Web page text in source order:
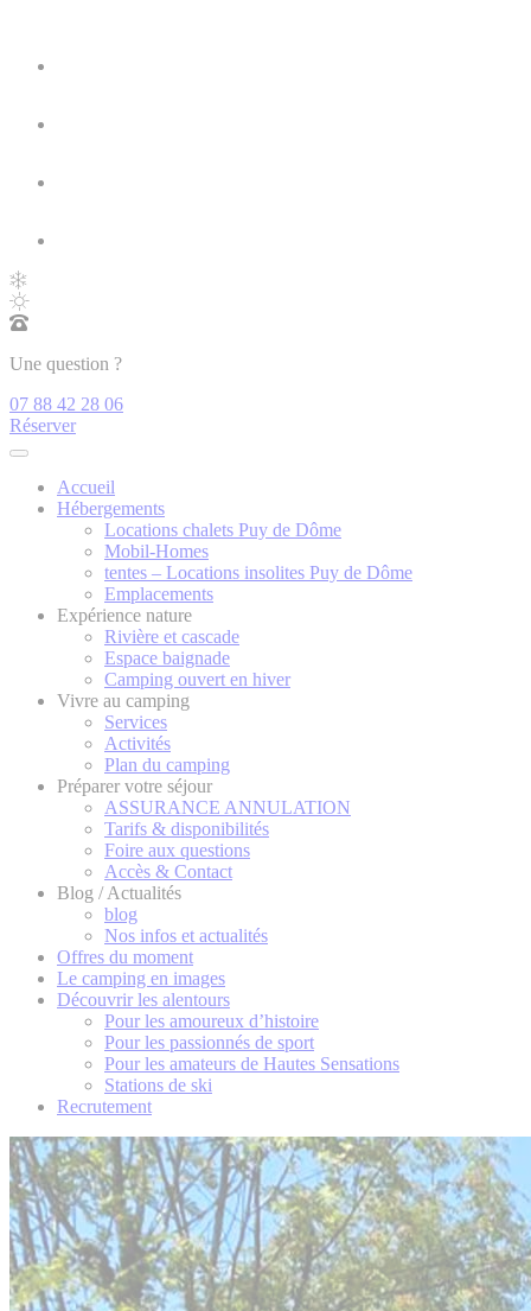
Une question ?
07 88 42 28 06
Réserver
Accueil
Hébergements
Locations chalets Puy de Dôme
Mobil-Homes
tentes – Locations insolites Puy de Dôme
Emplacements
Expérience nature
Rivière et cascade
Espace baignade
Camping ouvert en hiver
Vivre au camping
Services
Activités
Plan du camping
Préparer votre séjour
ASSURANCE ANNULATION
Tarifs & disponibilités
Foire aux questions
Accès & Contact
Blog / Actualités
blog
Nos infos et actualités
Offres du moment
Le camping en images
Découvrir les alentours
Pour les amoureux d’histoire
Pour les passionnés de sport
Pour les amateurs de Hautes Sensations
Stations de ski
Recrutement